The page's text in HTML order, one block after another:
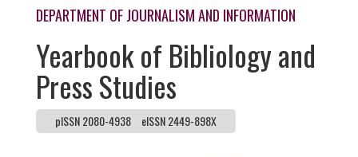
DEPARTMENT OF JOURNALISM AND INFORMATION
Yearbook of Bibliology and
Press Studies
pISSN 2080-4938 eISSN 2449-898X